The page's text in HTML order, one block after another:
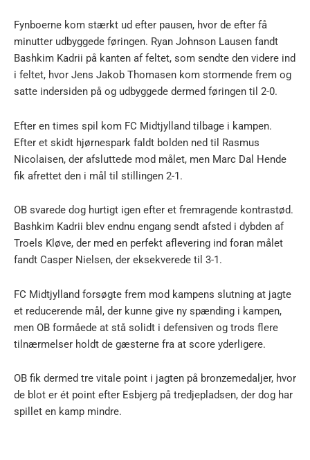
Fynboerne kom stærkt ud efter pausen, hvor de efter få
minutter udbyggede føringen. Ryan Johnson Lausen fandt
Bashkim Kadrii på kanten af feltet, som sendte den videre ind
i feltet, hvor Jens Jakob Thomasen kom stormende frem og
satte indersiden på og udbyggede dermed føringen til 2-0.
Efter en times spil kom FC Midtjylland tilbage i kampen.
Efter et skidt hjørnespark faldt bolden ned til Rasmus
Nicolaisen, der afsluttede mod målet, men Marc Dal Hende
fik afrettet den i mål til stillingen 2-1.
OB svarede dog hurtigt igen efter et fremragende kontrastød.
Bashkim Kadrii blev endnu engang sendt afsted i dybden af
Troels Kløve, der med en perfekt aflevering ind foran målet
fandt Casper Nielsen, der eksekverede til 3-1.
FC Midtjylland forsøgte frem mod kampens slutning at jagte
et reducerende mål, der kunne give ny spænding i kampen,
men OB formåede at stå solidt i defensiven og trods flere
tilnærmelser holdt de gæsterne fra at score yderligere.
OB fik dermed tre vitale point i jagten på bronzemedaljer, hvor
de blot er ét point efter Esbjerg på tredjepladsen, der dog har
spillet en kamp mindre.